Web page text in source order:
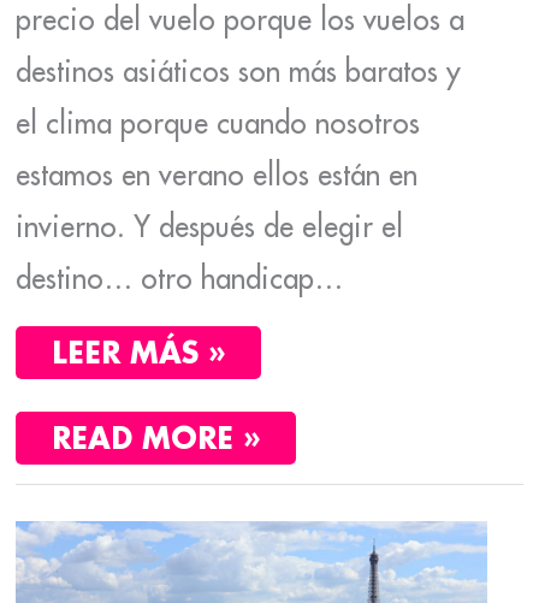
precio del vuelo porque los vuelos a
destinos asiáticos son más baratos y
el clima porque cuando nosotros
estamos en verano ellos están en
invierno. Y después de elegir el
destino… otro handicap…
LEER MÁS »
READ MORE »
LA
ÚLTIMA
SEMANA